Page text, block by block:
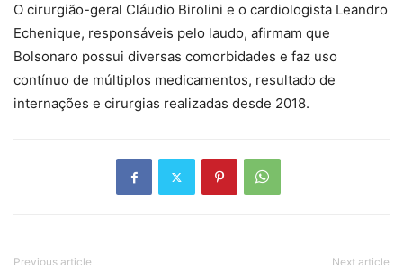
O cirurgião-geral Cláudio Birolini e o cardiologista Leandro
Echenique, responsáveis pelo laudo, afirmam que
Bolsonaro possui diversas comorbidades e faz uso
contínuo de múltiplos medicamentos, resultado de
internações e cirurgias realizadas desde 2018.
Previous article Next article